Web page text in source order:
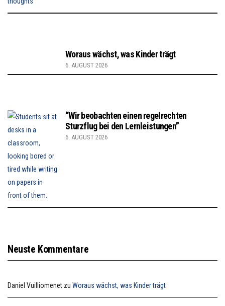
Woraus wächst, was Kinder trägt
6. AUGUST 2026
“Wir beobachten einen regelrechten
Sturzflug bei den Lernleistungen”
6. AUGUST 2026
Neuste Kommentare
Daniel Vuilliomenet zu Woraus wächst, was Kinder trägt